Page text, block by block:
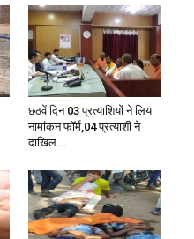
छठवें दिन 03 प्रत्याशियों ने लिया
नामांकन फॉर्म,04 प्रत्याशी ने
दाखिल...